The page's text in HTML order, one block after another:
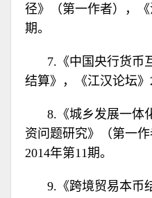
径》（第一作者），
期。
7.《中国央行货币
结算》，《江汉论坛》
8.《城乡发展一体
资问题研究》（第一作
2014年第11期。
9.《跨境贸易本币